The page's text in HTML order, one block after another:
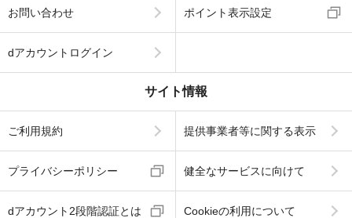
お問い合わせ ポイント表示設定
dアカウントログイン
サイト情報
ご利用規約 提供事業者等に関する表示
プライバシーポリシー 健全なサービスに向けて
dアカウント2段階認証とは Cookieの利用について